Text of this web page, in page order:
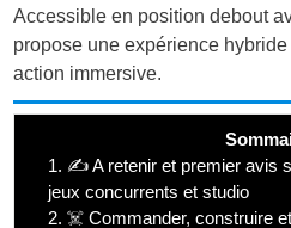
Accessible en position debout
propose une expérience
action immersive.
1. ✍️ A retenir et premier avis
jeux concurrents et studio
2. ☠️ Commander, construire